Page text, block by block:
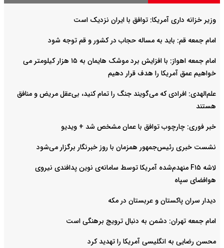
وزیر خزانه داری آمریکا: توافق با ایران نزدیک است
امام جمعه قم: باید به مساله حجاب در کشور و قم توجه شود
امام‌ جمعه اهواز: با افزایش برد موشک هایمان به ۱۵ هزار کیلومتر می
خواهیم عمق آمریکا را هدف قرار دهیم
علم‌الهدی: افرادی که می‌گویند جنگ را تمام کنید، بی‌عقل مریض و منافق
هستند
خبر فوری: چارچوب توافق با عمان مشخص شد + ویدیو
نشست خبری رئیس‌جمهور همزمان با روز خبرنگار برگزار می‌شود
لاشه F۱۵ منهدم‌شده آمریکا توسط سامانه‌ی نوین پدافندی نیروی
هوافضای سپاه
دیدار سران پاکستان و عربستان در مکه
امام جمعه تهران: دشمن به دنبال ترویج برهنگی است
محسن رضایی به انگلیسی آمریکا را تهدید کرد